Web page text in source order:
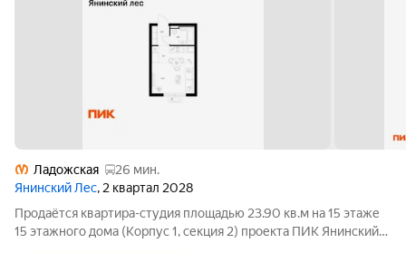
Ладожская
26 мин.
Янинский Лес, 2 квартал 2028
Продаётся квартира-студия площадью 23.90 кв.м на 15 этаже
15 этажного дома (Корпус 1, секция 2) проекта ПИК Янинский